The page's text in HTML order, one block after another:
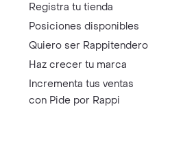
Registra tu tienda
Posiciones disponibles
Quiero ser Rappitendero
Haz crecer tu marca
Incrementa tus ventas
con Pide por Rappi